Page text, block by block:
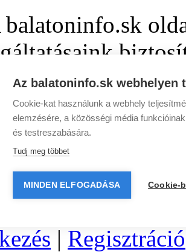
balatoninfo.sk
| Regisztráció
Az balatoninfo.sk webhelyen
Cookie-kat használunk a webhely
elemzésére, a közösségi média
és testreszabására.
Tudj meg többet
MINDEN ELFOGADÁSA Cookie-